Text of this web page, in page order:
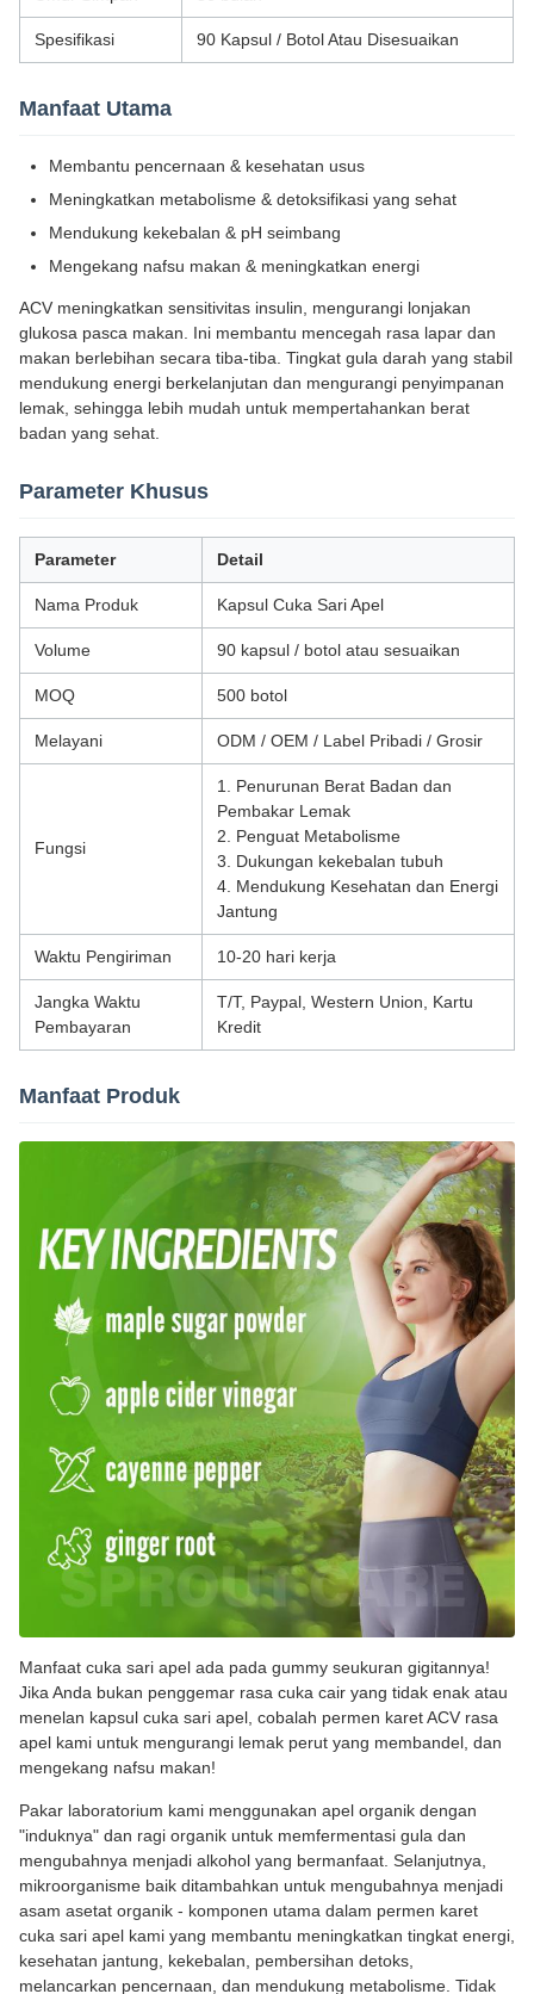
Spesifikasi 90 Kapsul / Botol Atau Disesuaikan
Manfaat Utama
Membantu pencernaan & kesehatan usus
Meningkatkan metabolisme & detoksifikasi yang sehat
Mendukung kekebalan & pH seimbang
Mengekang nafsu makan & meningkatkan energi
ACV meningkatkan sensitivitas insulin, mengurangi lonjakan
glukosa pasca makan. Ini membantu mencegah rasa lapar dan
makan berlebihan secara tiba-tiba. Tingkat gula darah yang stabil
mendukung energi berkelanjutan dan mengurangi penyimpanan
lemak, sehingga lebih mudah untuk mempertahankan berat
badan yang sehat.
Parameter Khusus
Parameter Detail
Nama Produk Kapsul Cuka Sari Apel
Volume 90 kapsul / botol atau sesuaikan
MOQ 500 botol
Melayani ODM / OEM / Label Pribadi / Grosir
Fungsi
1. Penurunan Berat Badan dan
Pembakar Lemak
2. Penguat Metabolisme
3. Dukungan kekebalan tubuh
4. Mendukung Kesehatan dan Energi
Jantung
Waktu Pengiriman 10-20 hari kerja
Jangka Waktu
Pembayaran
T/T, Paypal, Western Union, Kartu
Kredit
Manfaat Produk
Manfaat cuka sari apel ada pada gummy seukuran gigitannya!
Jika Anda bukan penggemar rasa cuka cair yang tidak enak atau
menelan kapsul cuka sari apel, cobalah permen karet ACV rasa
apel kami untuk mengurangi lemak perut yang membandel, dan
mengekang nafsu makan!
Pakar laboratorium kami menggunakan apel organik dengan
"induknya" dan ragi organik untuk memfermentasi gula dan
mengubahnya menjadi alkohol yang bermanfaat. Selanjutnya,
mikroorganisme baik ditambahkan untuk mengubahnya menjadi
asam asetat organik - komponen utama dalam permen karet
cuka sari apel kami yang membantu meningkatkan tingkat energi,
kesehatan jantung, kekebalan, pembersihan detoks,
melancarkan pencernaan, dan mendukung metabolisme. Tidak